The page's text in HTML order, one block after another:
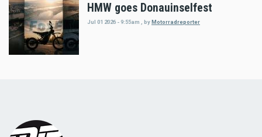
HMW goes Donauinselfest
Jul 01 2026 - 9:55am byMotorradreporter